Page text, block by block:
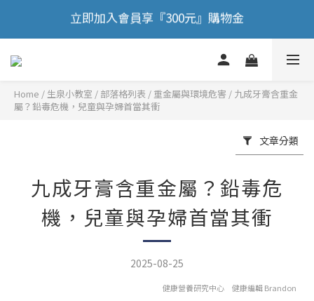
🎉 歡慶88節，滿額送膠原蛋白正貨！！
🎉 歡慶88節，滿額送膠原蛋白正貨！！
Home / 部落格列表 / 重金屬與環境危害 / 九成牙膏含重金
屬？鉛毒危機，兒童與孕婦首當其衝
文章分類
九成牙膏含重金屬？鉛毒危
機，兒童與孕婦首當其衝
2025-08-25
健康營養研究中心 健康編輯 Brandon